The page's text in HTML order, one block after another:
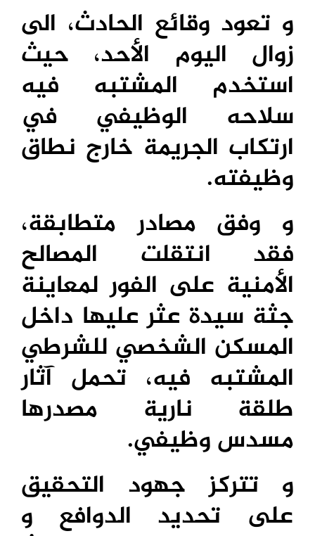
و تعود وقائع الحادث، الى
زوال اليوم الأحد، حيث
استخدم المشتبه فيه
سلاحه الوظيفي في
ارتكاب الجريمة خارج نطاق
وظيفته.
و وفق مصادر متطابقة،
فقد انتقلت المصالح
الأمنية على الفور لمعاينة
جثة سيدة عثر عليها داخل
المسكن الشخصي للشرطي
المشتبه فيه، تحمل آثار
طلقة نارية مصدرها
مسدس وظيفي.
و تتركز جهود التحقيق
على تحديد الدوافع و